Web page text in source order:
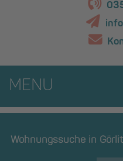
MENU
Wohnungssuche in